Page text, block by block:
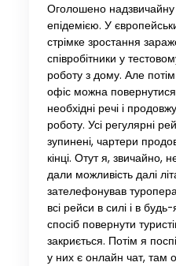
Оголошено надзвичайну
епідемією. У
стрімке зростання
співробітники у
роботу з дому. Але
офіс можна
необхідні речі і
роботу. Усі регулярні
зупинені, чартери
кінці. Отут я, звичайно,
дали можливість далі
зателефонував
всі рейси в силі і в
спосіб повернути
закриється. Потім я
у них є онлайн чат,